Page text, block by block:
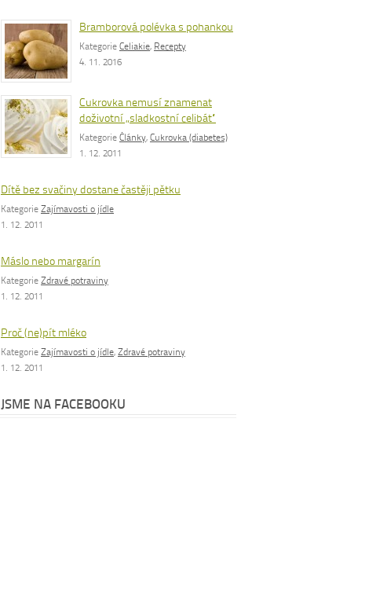
Bramborová polévka s pohankou
Kategorie Celiakie, Recepty
4. 11. 2016
Cukrovka nemusí znamenat
doživotní „sladkostní celibát“
Kategorie Články, Cukrovka (diabetes)
1. 12. 2011
Dítě bez svačiny dostane častěji pětku
Kategorie Zajímavosti o jídle
1. 12. 2011
Máslo nebo margarín
Kategorie Zdravé potraviny
1. 12. 2011
Proč (ne)pít mléko
Kategorie Zajímavosti o jídle, Zdravé potraviny
1. 12. 2011
JSME NA FACEBOOKU